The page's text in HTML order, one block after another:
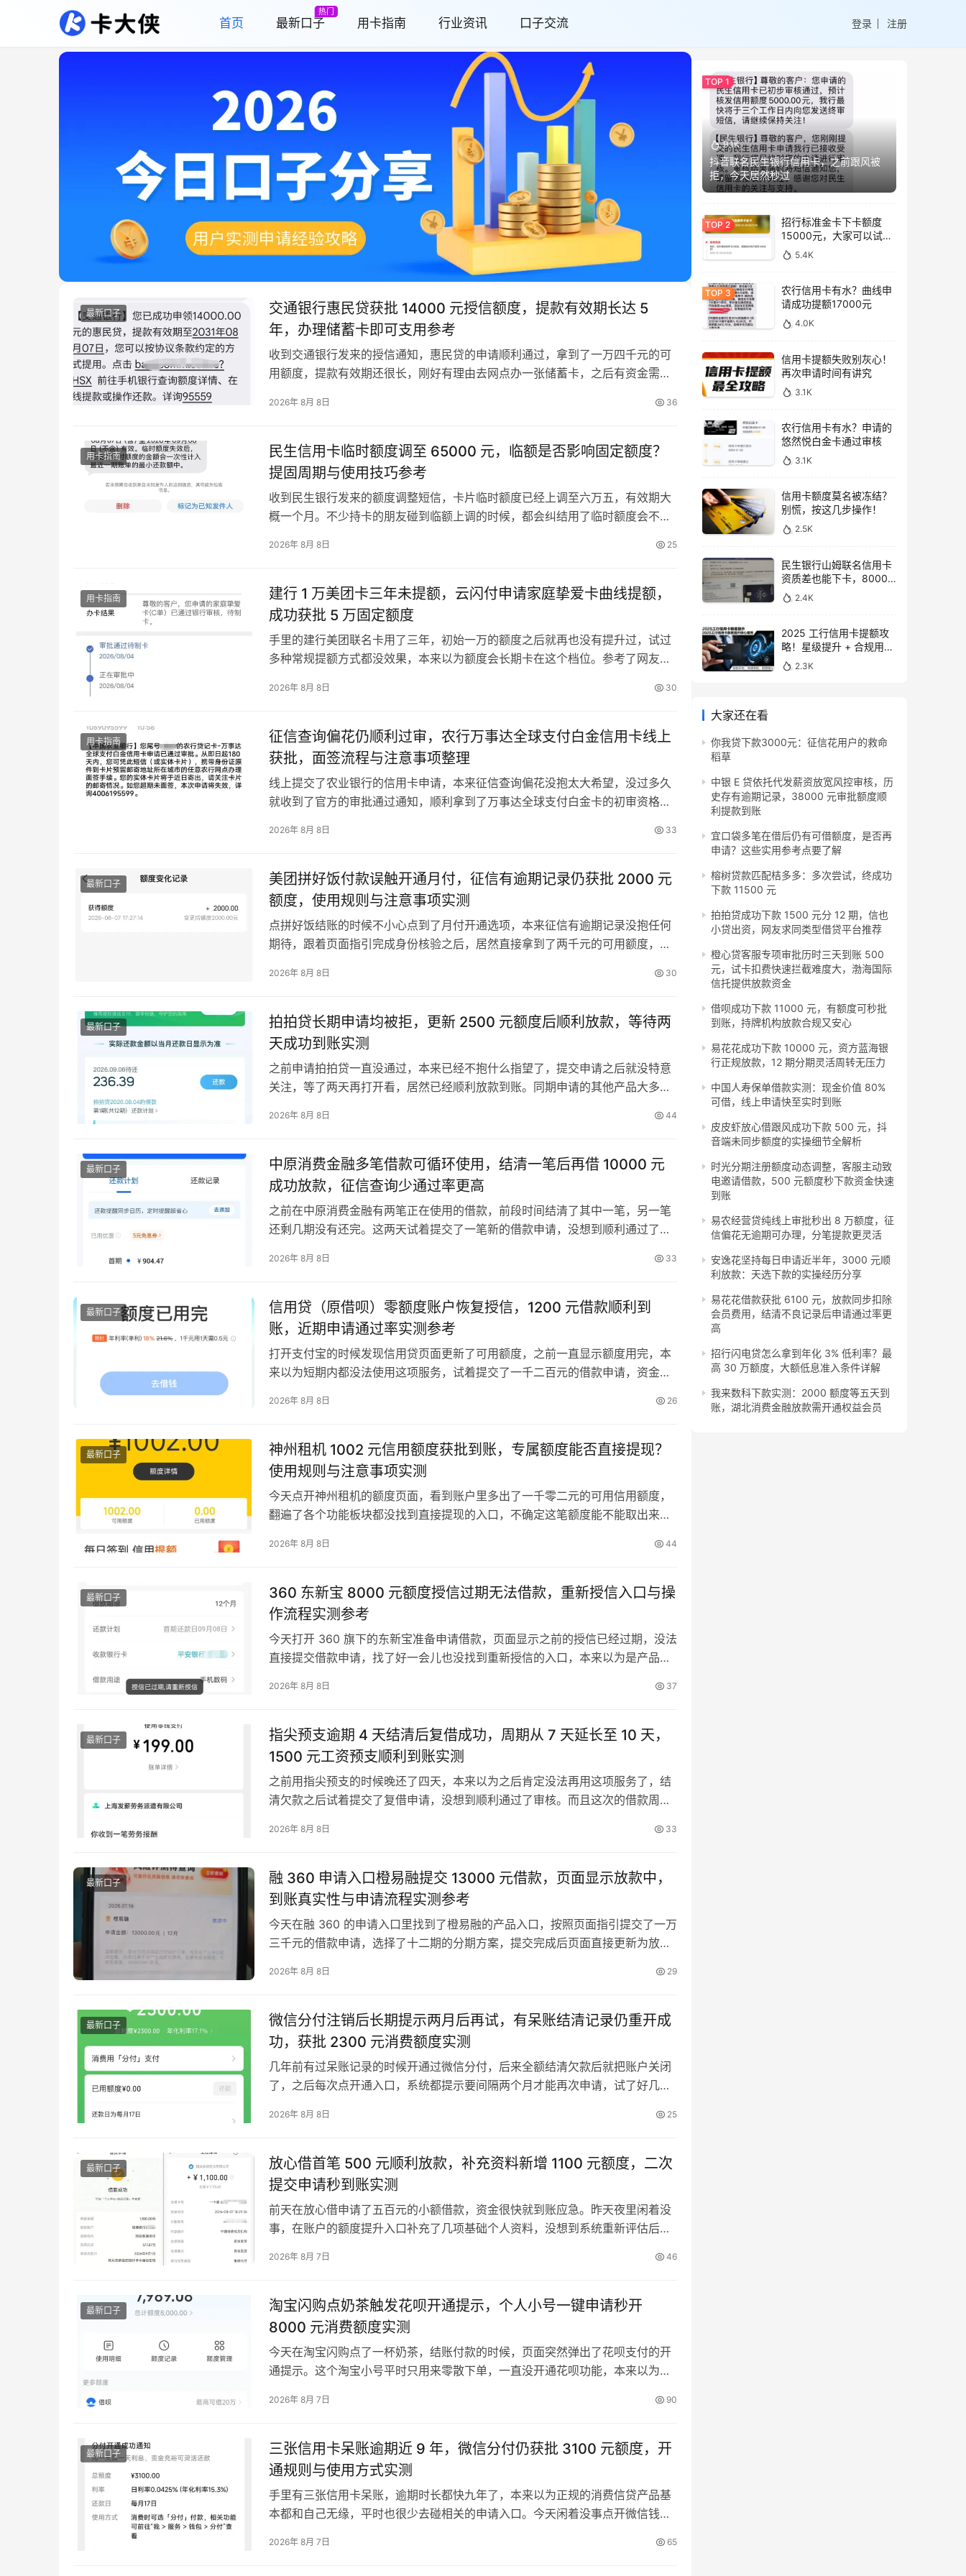
首页 最新口子
热门
用卡指南 行业资讯 口子交流 登录 注册
最新口子
交通银行惠民贷获批 14000 元授信额度，提款有效期长达 5
年，办理储蓄卡即可支用参考
收到交通银行发来的授信通知，惠民贷的申请顺利通过，拿到了一万四千元的可
用额度，提款有效期还很长，刚好有理由去网点办一张储蓄卡，之后有资金需求
获批授信额度为 14000 元，提款有效期长达 5 年，由银行官方提供资金支持，
2026年 8月 8日 36
用卡指南
民生信用卡临时额度调至 65000 元，临额是否影响固定额度？
提固周期与使用技巧参考
收到民生银行发来的额度调整短信，卡片临时额度已经上调至六万五，有效期大
概一个月。不少持卡的朋友碰到临额上调的时候，都会纠结用了临时额度会不会
卡经验，能梳理出比较实用的参考方向。 民生银行信用卡临时额度由系统多维度
2026年 8月 8日 25
用卡指南
建行 1 万美团卡三年未提额，云闪付申请家庭挚爱卡曲线提额，
成功获批 5 万固定额度
手里的建行美团联名卡用了三年，初始一万的额度之后就再也没有提升过，试过
多种常规提额方式都没效果，本来以为额度会长期卡在这个档位。参考了网友分
到了审批通过的通知，拿到实体卡后额度直接升到了五万，整体效果远超预期。
突破，原…
2026年 8月 8日 30
用卡指南
征信查询偏花仍顺利过审，农行万事达全球支付白金信用卡线上
获批，面签流程与注意事项整理
线上提交了农业银行的信用卡申请，本来征信查询偏花没抱太大希望，没过多久
就收到了官方的审批通过通知，顺利拿到了万事达全球支付白金卡的初审资格，
银行推出的白金等级信用卡，支持全流程线上提交申请，审批通过后需完成线下
预…
2026年 8月 8日 33
最新口子
美团拼好饭付款误触开通月付，征信有逾期记录仍获批 2000 元
额度，使用规则与注意事项实测
点拼好饭结账的时候不小心点到了月付开通选项，本来征信有逾期记录没抱任何
期待，跟着页面指引完成身份核验之后，居然直接拿到了两千元的可用额度，完
2000 元新增额度的生效记录以及变更后的额度数值。 美团月付是美团平台推出
2026年 8月 8日 30
最新口子
拍拍贷长期申请均被拒，更新 2500 元额度后顺利放款，等待两
天成功到账实测
之前申请拍拍贷一直没通过，本来已经不抱什么指望了，提交申请之后就没特意
关注，等了两天再打开看，居然已经顺利放款到账。同期申请的其他产品大多都
些。 下图为拍拍贷还款计划页面实测截图，清晰展示首期待还金额、12 期分期
台，对…
2026年 8月 8日 44
最新口子
中原消费金融多笔借款可循环使用，结清一笔后再借 10000 元
成功放款，征信查询少通过率更高
之前在中原消费金融有两笔正在使用的借款，前段时间结清了其中一笔，另一笔
还剩几期没有还完。这两天试着提交了一笔新的借款申请，没想到顺利通过了审
融是正规持牌消费金融机构推出的信贷服务，支持多笔借款循环使用，本次新增
信…
2026年 8月 8日 33
最新口子
信用贷（原借呗）零额度账户恢复授信，1200 元借款顺利到
账，近期申请通过率实测参考
打开支付宝的时候发现信用贷页面更新了可用额度，之前一直显示额度用完，本
来以为短期内都没法使用这项服务，试着提交了一千二百元的借款申请，资金很
动态调整中，不同时间段的通过率差异比较明显，很多之前被限制的零额度账
就彻底放弃…
2026年 8月 8日 26
最新口子
神州租机 1002 元信用额度获批到账，专属额度能否直接提现？
使用规则与注意事项实测
今天点开神州租机的额度页面，看到账户里多出了一千零二元的可用信用额度，
翻遍了各个功能板块都没找到直接提现的入口，不确定这笔额度能不能取出来当
问的朋友做个参考。 下图为神州租机信用额度页面实测截图，清晰展示 1002 元
入…
2026年 8月 8日 44
最新口子
360 东新宝 8000 元额度授信过期无法借款，重新授信入口与操
作流程实测参考
今天打开 360 旗下的东新宝准备申请借款，页面显示之前的授信已经过期，没法
直接提交借款申请，找了好一会儿也没找到重新授信的入口，本来以为是产品调
作路径和相关注意事项。 下图为 360 东新宝借款页面与授信过期提示实测截
2026年 8月 8日 37
最新口子
指尖预支逾期 4 天结清后复借成功，周期从 7 天延长至 10 天，
1500 元工资预支顺利到账实测
之前用指尖预支的时候晚还了四天，本来以为之后肯定没法再用这项服务了，结
清欠款之后试着提交了复借申请，没想到顺利通过了审核。而且这次的借款周期
应付发薪日前的零散应急开支刚好够用。 下图为指尖预支到账账单与支付记录实
关…
2026年 8月 8日 33
最新口子
融 360 申请入口橙易融提交 13000 元借款，页面显示放款中，
到账真实性与申请流程实测参考
今天在融 360 的申请入口里找到了橙易融的产品入口，按照页面指引提交了一万
三千元的借款申请，选择了十二期的分期方案，提交完成后页面直接更新为放款
的完整流程和注意事项整理出来，给有同类需求的朋友做个参考。 下图为融 360
2026年 8月 8日 29
最新口子
微信分付注销后长期提示两月后再试，有呆账结清记录仍重开成
功，获批 2300 元消费额度实测
几年前有过呆账记录的时候开通过微信分付，后来全额结清欠款后就把账户关闭
了，之后每次点开通入口，系统都提示要间隔两个月才能再次申请，试了好几次
历，抱着试试的心态又点了一次入口，完成人脸核验之后，居然直接出了可用额
晰展示 …
2026年 8月 8日 25
最新口子
放心借首笔 500 元顺利放款，补充资料新增 1100 元额度，二次
提交申请秒到账实测
前天在放心借申请了五百元的小额借款，资金很快就到账应急。昨天夜里闲着没
事，在账户的额度提升入口补充了几项基础个人资料，没想到系统重新评估后，
就收到了放款成功的通知，两笔资金加起来足够应付近期的零散周转需求。 放心
持，所有借…
2026年 8月 7日 46
最新口子
淘宝闪购点奶茶触发花呗开通提示，个人小号一键申请秒开
8000 元消费额度实测
今天在淘宝闪购点了一杯奶茶，结账付款的时候，页面突然弹出了花呗支付的开
通提示。这个淘宝小号平时只用来零散下单，一直没开通花呗功能，本来以为还
千元的总额度，扣掉首笔消费后可用额度接近八千元，整体开通效率比预想的高
度、…
2026年 8月 7日 90
最新口子
三张信用卡呆账逾期近 9 年，微信分付仍获批 3100 元额度，开
通规则与使用方式实测
手里有三张信用卡呆账，逾期时长都快九年了，本来以为正规的消费信贷产品基
本都和自己无缘，平时也很少去碰相关的申请入口。今天闲着没事点开微信钱
到了开通成功的通知，拿到了三千一百元的可用额度，确实挺出乎意料的。 微信
2026年 8月 7日 65
9.1K
抖音联名民生银行信用卡，之前跟风被
拒，今天居然秒过
招行标准金卡下卡额度
15000元，大家可以试试
这个卡种
5.4K
农行信用卡有水？曲线申
请成功提额17000元
4.0K
信用卡提额失败别灰心！
再次申请时间有讲究
3.1K
农行信用卡有水？申请的
悠然悦白金卡通过审核
3.1K
信用卡额度莫名被冻结？
别慌，按这几步操作！
2.5K
民生银行山姆联名信用卡
资质差也能下卡，8000
额度无需跑银行激活超便
捷
2.4K
2025 工行信用卡提额攻
略！星级提升 + 合规用卡
+ 资产绑定核心技巧，刷
星仍助力提额
2.3K
大家还在看
​​你我贷下款3000元：征信花用户的救命
稻草​​
中银 E 贷依托代发薪资放宽风控审核，历
史存有逾期记录，38000 元审批额度顺
利提款到账
宜口袋多笔在借后仍有可借额度，是否再
申请？这些实用参考点要了解
榕树贷款匹配桔多多：多次尝试，终成功
下款 11500 元
拍拍贷成功下款 1500 元分 12 期，信也
小贷出资，网友求同类型借贷平台推荐
橙心贷客服专项审批历时三天到账 500
元，试卡扣费快速拦截难度大，渤海国际
信托提供放款资金
借呗成功下款 11000 元，有额度可秒批
到账，持牌机构放款合规又安心
易花花成功下款 10000 元，资方蓝海银
行正规放款，12 期分期灵活周转无压力
中国人寿保单借款实测：现金价值 80%
可借，线上申请快至实时到账
皮皮虾放心借跟风成功下款 500 元，抖
音端未同步额度的实操细节全解析
时光分期注册额度动态调整，客服主动致
电邀请借款，500 元额度秒下款资金快速
到账
易农经营贷纯线上审批秒出 8 万额度，征
信偏花无逾期可办理，分笔提款更灵活
安逸花坚持每日申请近半年，3000 元顺
利放款：天选下款的实操经历分享
易花花借款获批 6100 元，放款同步扣除
会员费用，结清不良记录后申请通过率更
高
招行闪电贷怎么拿到年化 3% 低利率？最
高 30 万额度，大额低息准入条件详解
我来数科下款实测：2000 额度等五天到
账，湖北消费金融放款需开通权益会员